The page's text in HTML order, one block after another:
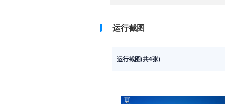
运行截图
运行截图(共4张)